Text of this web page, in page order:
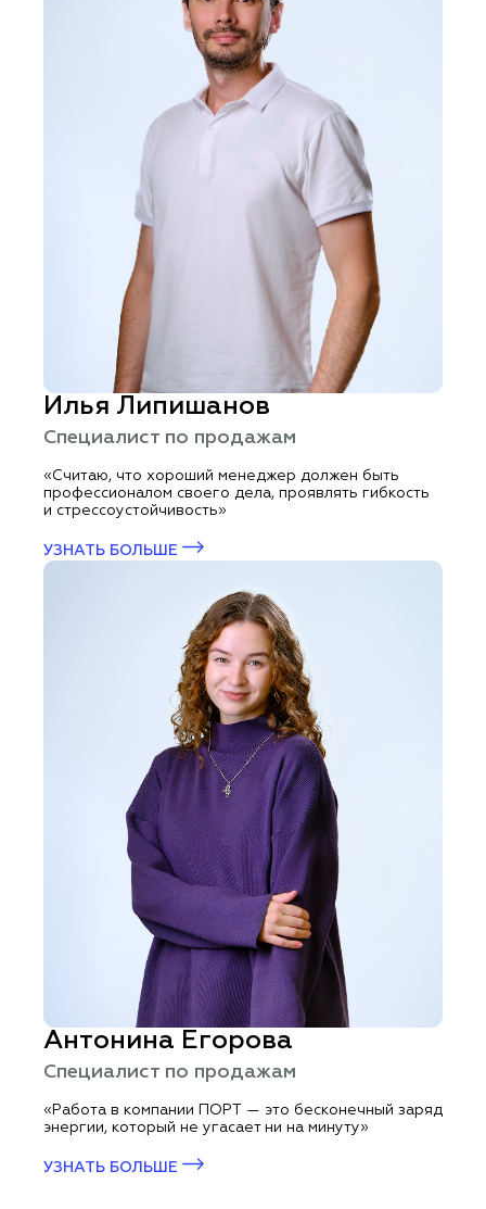
Илья Липишанов
Специалист по продажам
«Считаю, что хороший менеджер должен быть
профессионалом своего дела, проявлять гибкость
и стрессоустойчивость»
УЗНАТЬ БОЛЬШЕ
Антонина Егорова
Специалист по продажам
«Работа в компании ПОРТ — это бесконечный заряд
энергии, который не угасает ни на минуту»
УЗНАТЬ БОЛЬШЕ